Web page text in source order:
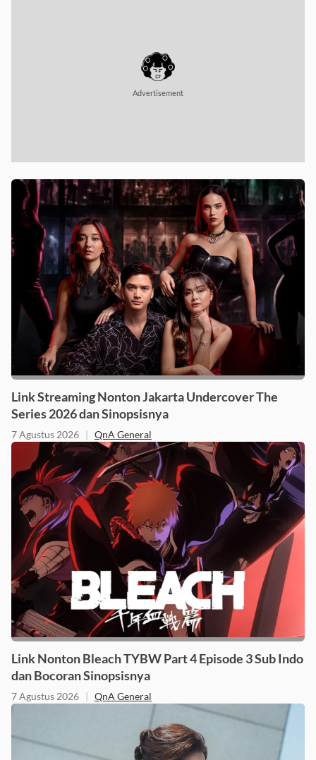
Advertisement
Link Streaming Nonton Jakarta Undercover The
Series 2026 dan Sinopsisnya
7 Agustus 2026 | QnA General
Link Nonton Bleach TYBW Part 4 Episode 3 Sub Indo
dan Bocoran Sinopsisnya
7 Agustus 2026 | QnA General